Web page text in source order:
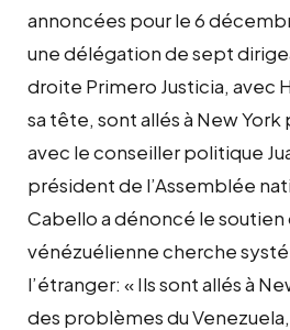
annoncées pour le 6
une délégation de sept
droite Primero Justicia, avec
sa tête, sont allés à New
avec le conseiller politique
président de l’Assemblée
Cabello a dénoncé le soutien
vénézuélienne cherche
l’étranger: « Ils sont allés à
des problèmes du